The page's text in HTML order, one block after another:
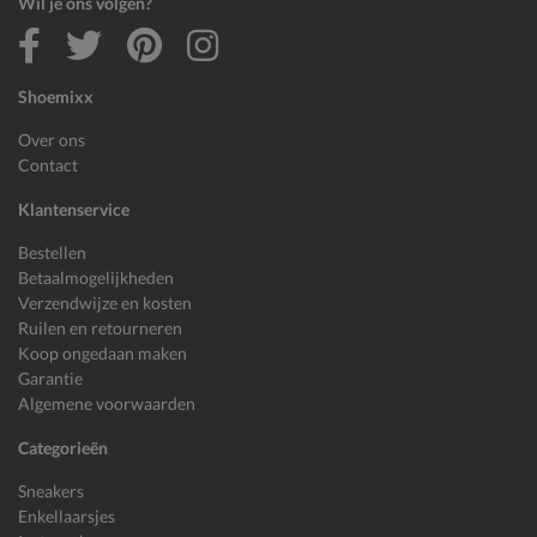
Shoemixx
Over ons
Contact
Klantenservice
Bestellen
Betaalmogelijkheden
Verzendwijze en kosten
Ruilen en retourneren
Koop ongedaan maken
Garantie
Algemene voorwaarden
Categorieën
Sneakers
Enkellaarsjes